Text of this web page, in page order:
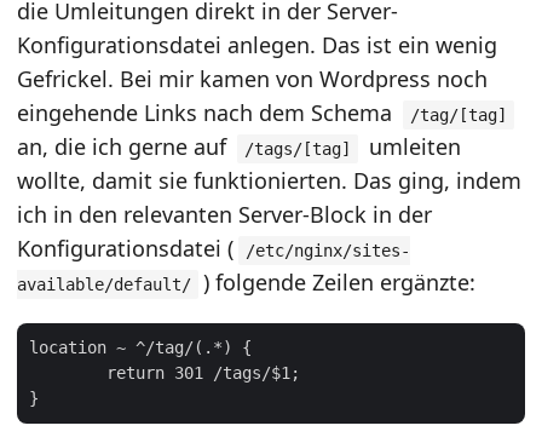
die Umleitungen direkt in der Server-
Konfigurationsdatei anlegen. Das ist ein wenig
Gefrickel. Bei mir kamen von Wordpress noch
eingehende Links nach dem Schema
/tag/[tag]
an, die ich gerne auf /tags/[tag]
umleiten
wollte, damit sie funktionierten. Das ging, indem
ich in den relevanten Server-Block in der
Konfigurationsdatei (
/etc/nginx/sites-
available/default/
) folgende Zeilen ergänzte:
location ~ ^/tag/(.*) {